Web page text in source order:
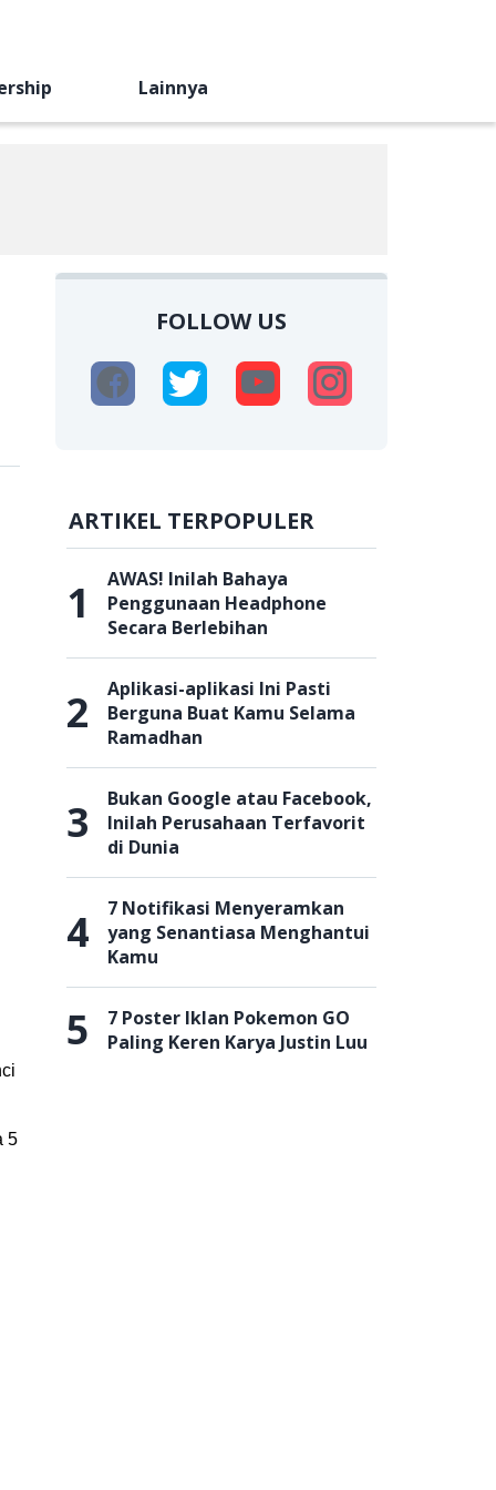
Lainnya
5
FOLLOW US
ARTIKEL TERPOPULER
1
AWAS! Inilah Bahaya
Penggunaan Headphone
Secara Berlebihan
2
Aplikasi-aplikasi Ini Pasti
Berguna Buat Kamu Selama
Ramadhan
3
Bukan Google atau Facebook,
Inilah Perusahaan Terfavorit
di Dunia
4
7 Notifikasi Menyeramkan
yang Senantiasa Menghantui
Kamu
5
7 Poster Iklan Pokemon GO
Paling Keren Karya Justin Luu